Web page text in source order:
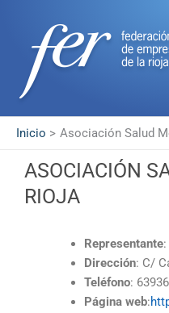
contenido
Inicio Asociación Salud
ASOCIACIÓN
RIOJA
Representante:
Dirección: C/
Teléfono:
Página web: